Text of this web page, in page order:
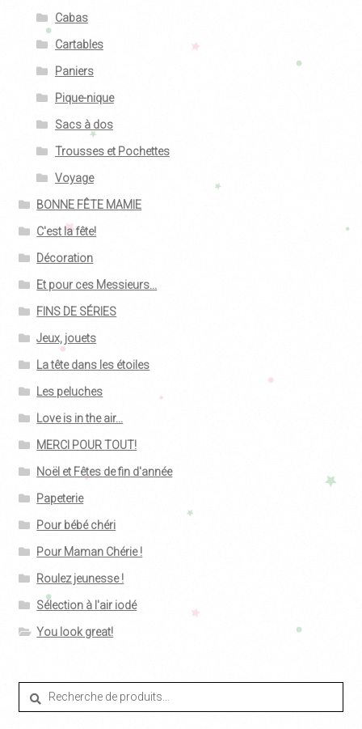
Cabas
Cartables
Paniers
Pique-nique
Sacs à dos
Trousses et Pochettes
Voyage
BONNE FÊTE MAMIE
C'est la fête!
Décoration
Et pour ces Messieurs...
FINS DE SÉRIES
Jeux, jouets
La tête dans les étoiles
Les peluches
Love is in the air...
MERCI POUR TOUT!
Noël et Fêtes de fin d'année
Papeterie
Pour bébé chéri
Pour Maman Chérie !
Roulez jeunesse !
Sélection à l'air iodé
You look great!
Recherche
pour :
Recherche